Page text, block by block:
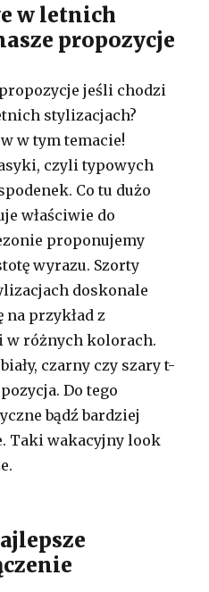
w letnich
propozycje
jeśli chodzi
stylizacjach?
w tym temacie!
czyli typowych
Co tu dużo
właściwie do
proponujemy
wyrazu. Szorty
doskonale
na przykład z
różnych kolorach.
czarny czy szary t-
Do tego
bądź bardziej
Taki wakacyjny look